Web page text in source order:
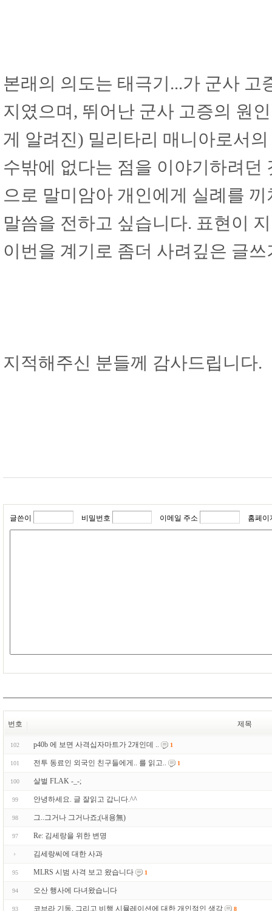
본래의 의도는 태극기...가 군사
지였으며, 뛰어난 군사 고증의 원
게 알려진) 밀리타리 매니아로서
수밖에 없다는 점을 이야기하려
으로 말미암아 개인에게 실례를
말씀을 전하고 싶습니다. 표현이
이번을 계기로 좀더 사려깊은 글
지적해주신 분들께 감사드립니다.
글쓴이 비밀번호 이메일 주소 홈페이
번호 제목
102 p40b 에 보면 사격십자마트가 2개인데 .. 1
101 전투 동료인 외국인 친구들에게.. 를 읽고.. 1
100 살벌 FLAK -_-;
99 안녕하세요. 글 잘읽고 갑니다.^^
98 그..그거나 그거나죠;(내용無)
97 Re: 김세랑을 위한 변명
김세랑씨에 대한 사과
95 MLRS 시범 사격 보고 왔습니다 1
94 오산 행사에 다녀왔습니다
93 코브라 기동, 그리고 비행 시뮬레이션에 대한 개인적인 생각 8